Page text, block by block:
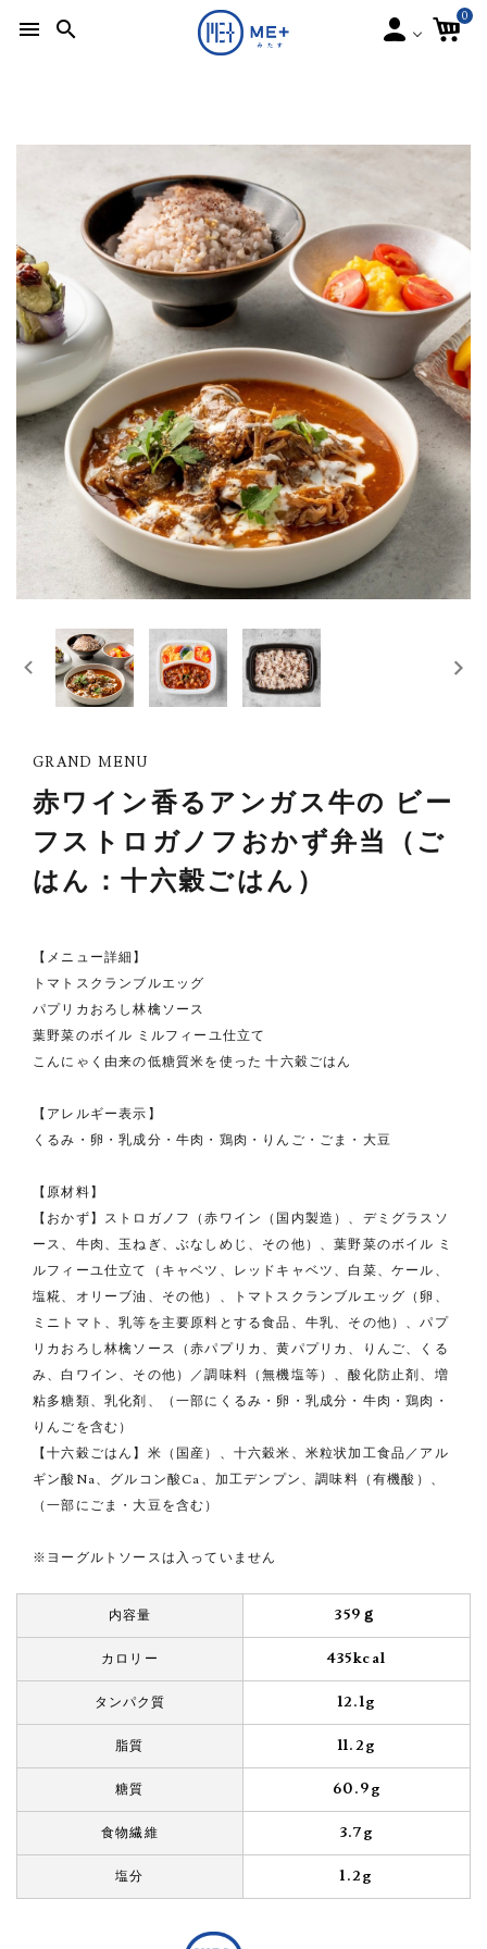
menu search
0
GRAND MENU
赤ワイン香るアンガス牛の ビー
フストロガノフおかず弁当（ご
はん：十六穀ごはん）
【メニュー詳細】
トマトスクランブルエッグ
パプリカおろし林檎ソース
葉野菜のボイル ミルフィーユ仕立て
こんにゃく由来の低糖質米を使った 十六穀ごはん
【アレルギー表示】
くるみ・卵・乳成分・牛肉・鶏肉・りんご・ごま・大豆
【原材料】
【おかず】ストロガノフ（赤ワイン（国内製造）、デミグラスソ
ース、牛肉、玉ねぎ、ぶなしめじ、その他）、葉野菜のボイル ミ
ルフィーユ仕立て（キャベツ、レッドキャベツ、白菜、ケール、
塩糀、オリーブ油、その他）、トマトスクランブルエッグ（卵、
ミニトマト、乳等を主要原料とする食品、牛乳、その他）、パプ
リカおろし林檎ソース（赤パプリカ、黄パプリカ、りんご、くる
み、白ワイン、その他）／調味料（無機塩等）、酸化防止剤、増
粘多糖類、乳化剤、（一部にくるみ・卵・乳成分・牛肉・鶏肉・
りんごを含む）
【十六穀ごはん】米（国産）、十六穀米、米粒状加工食品／アル
ギン酸Na、グルコン酸Ca、加工デンプン、調味料（有機酸）、
（一部にごま・大豆を含む）
※ヨーグルトソースは入っていません
内容量 359ｇ
カロリー 435kcal
タンパク質 12.1g
脂質 11.2g
糖質 60.9g
食物繊維 3.7g
塩分 1.2g
ME＋
［定期購入］
いつでも解約・停止できます
配送スキップ
ME＋
［都度購入］
好きなときに
好きな分だけ
［ どちらかお選びください ］
ごはん付き おかずのみ
［ 何食お届けしますか？ ］
3食セット 6食セット
［ 何週間ごとにお届けしますか？ ］
1週間 週1回お届け 2週間 2週に1回お届け
3週間 3週に1回お届け 4週間 4週に1回お届け